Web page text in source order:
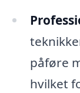
påføre
hvilket